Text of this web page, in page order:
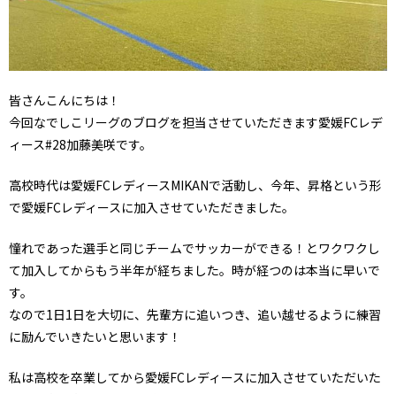
皆さんこんにちは！
今回なでしこリーグのブログを担当させていただきます愛媛FCレデ
ィース#28加藤美咲です。
高校時代は愛媛FCレディースMIKANで活動し、今年、昇格という形
で愛媛FCレディースに加入させていただきました。
憧れであった選手と同じチームでサッカーができる！とワクワクし
て加入してからもう半年が経ちました。時が経つのは本当に早いで
す。
なので1日1日を大切に、先輩方に追いつき、追い越せるように練習
に励んでいきたいと思います！
私は高校を卒業してから愛媛FCレディースに加入させていただいた